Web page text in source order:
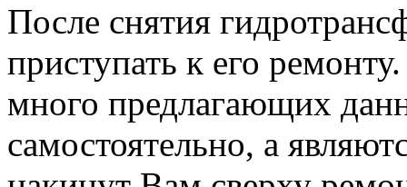
После снятия
приступать к его
много предлагающих
самостоятельно, а